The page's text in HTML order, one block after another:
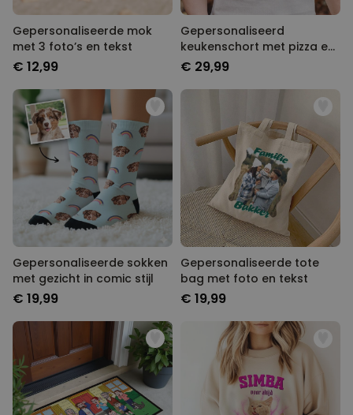
Gepersonaliseerde mok
met 3 foto’s en tekst
€ 12,99
Gepersonaliseerd
keukenschort met pizza en
naam
€ 29,99
Gepersonaliseerde sokken
met gezicht in comic stijl
€ 19,99
Gepersonaliseerde tote
bag met foto en tekst
€ 19,99